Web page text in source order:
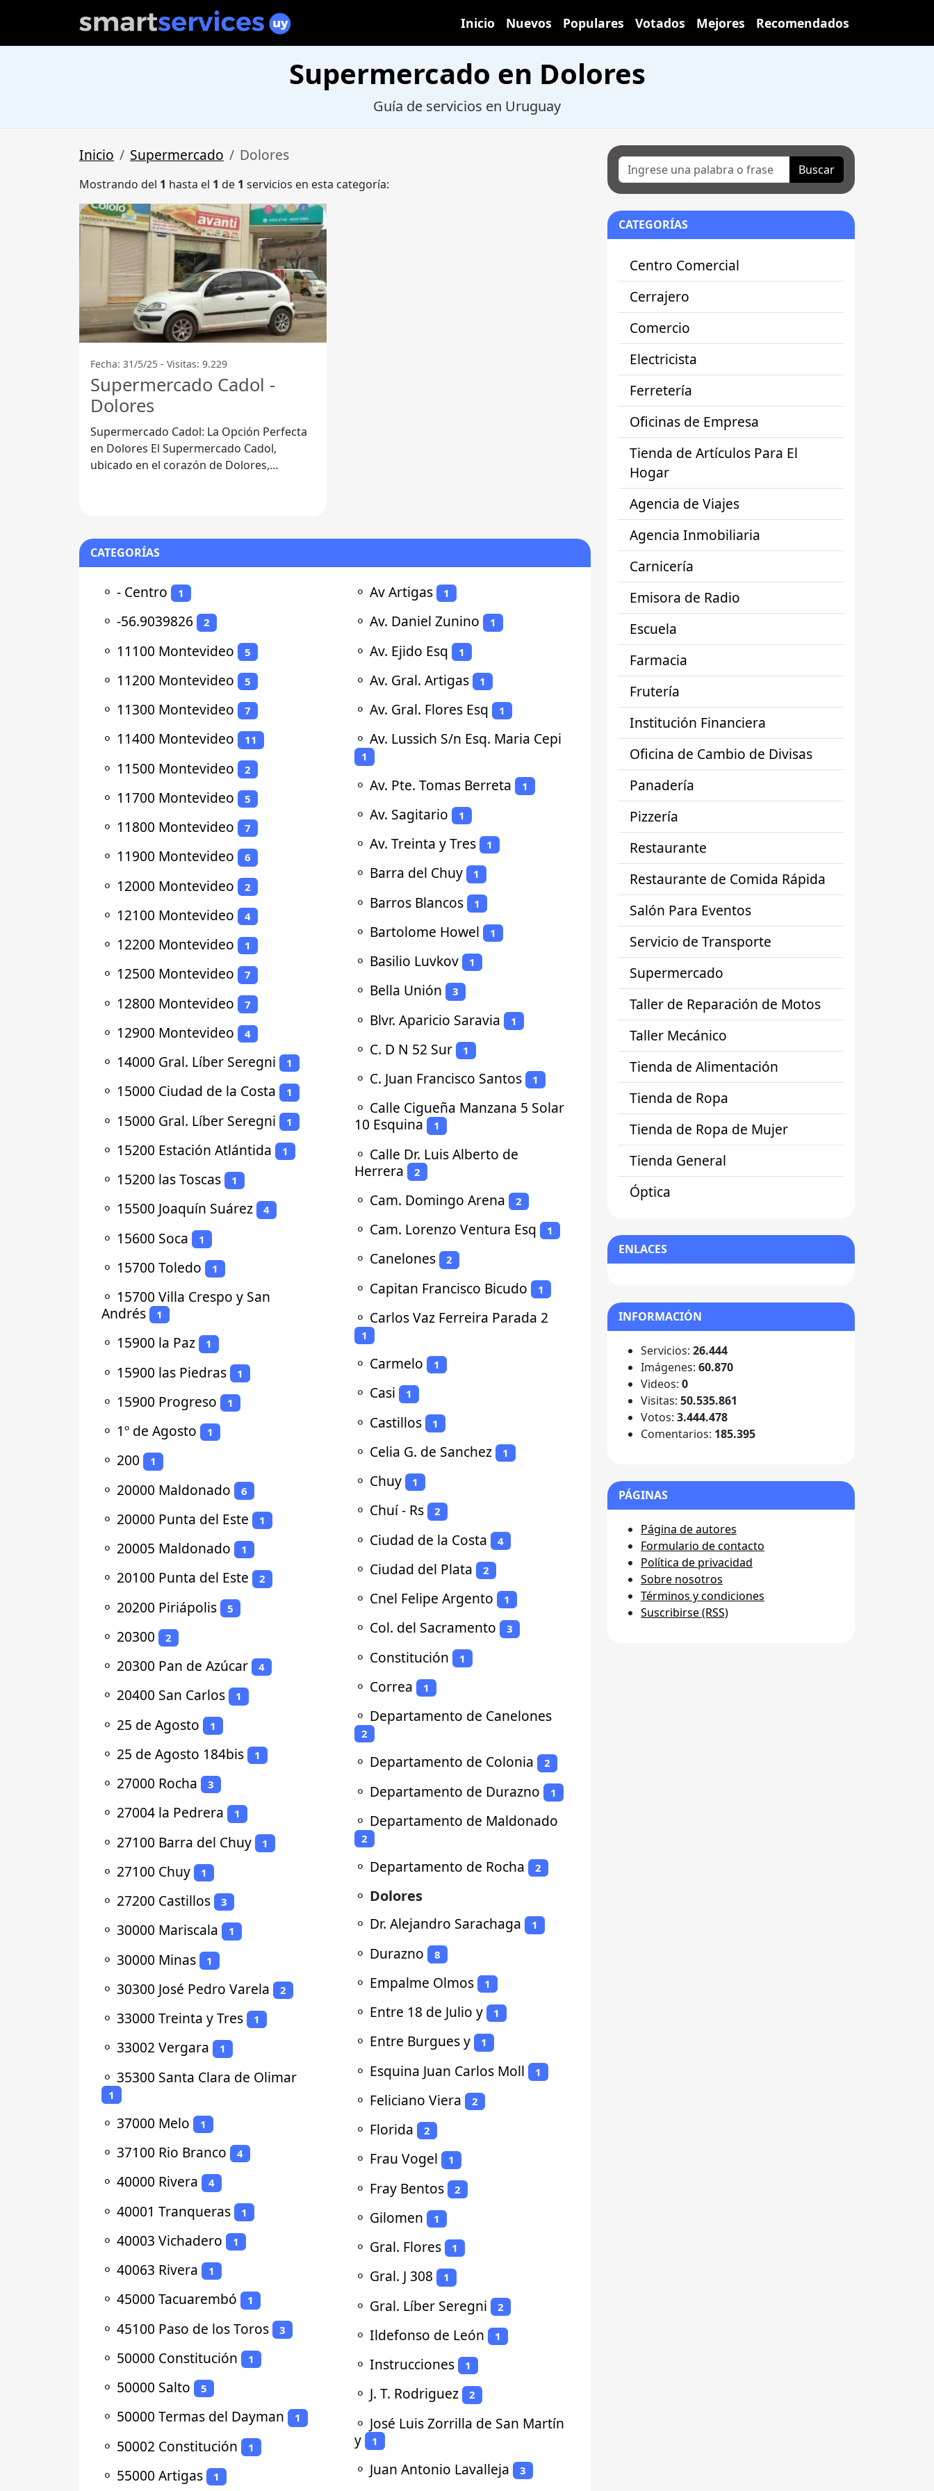
Inicio Nuevos Populares Votados Mejores Recomendados
Supermercado en Dolores
Guía de servicios en Uruguay
Inicio Supermercado Dolores
Mostrando del 1 hasta el 1 de 1 servicios en esta categoría:
Fecha: 31/5/25 - Visitas: 9.229
Supermercado Cadol -
Dolores
Supermercado Cadol: La Opción Perfecta
en Dolores El Supermercado Cadol,
ubicado en el corazón de Dolores,
CATEGORÍAS
⚬ - Centro 1
⚬ -56.9039826 2
⚬ 11100 Montevideo 5
⚬ 11200 Montevideo 5
⚬ 11300 Montevideo 7
⚬ 11400 Montevideo 11
⚬ 11500 Montevideo 2
⚬ 11700 Montevideo 5
⚬ 11800 Montevideo 7
⚬ 11900 Montevideo 6
⚬ 12000 Montevideo 2
⚬ 12100 Montevideo 4
⚬ 12200 Montevideo 1
⚬ 12500 Montevideo 7
⚬ 12800 Montevideo 7
⚬ 12900 Montevideo 4
⚬ 14000 Gral. Líber Seregni 1
⚬ 15000 Ciudad de la Costa 1
⚬ 15000 Gral. Líber Seregni 1
⚬ 15200 Estación Atlántida 1
⚬ 15200 las Toscas 1
⚬ 15500 Joaquín Suárez 4
⚬ 15600 Soca 1
⚬ 15700 Toledo 1
⚬ 15700 Villa Crespo y San
Andrés
1
⚬ 15900 la Paz 1
⚬ 15900 las Piedras 1
⚬ 15900 Progreso 1
⚬ 1º de Agosto 1
⚬ 200 1
⚬ 20000 Maldonado 6
⚬ 20000 Punta del Este 1
⚬ 20005 Maldonado 1
⚬ 20100 Punta del Este 2
⚬ 20200 Piriápolis 5
⚬ 20300 2
⚬ 20300 Pan de Azúcar 4
⚬ 20400 San Carlos 1
⚬ 25 de Agosto 1
⚬ 25 de Agosto 184bis 1
⚬ 27000 Rocha 3
⚬ 27004 la Pedrera 1
⚬ 27100 Barra del Chuy 1
⚬ 27100 Chuy 1
⚬ 27200 Castillos 3
⚬ 30000 Mariscala 1
⚬ 30000 Minas 1
⚬ 30300 José Pedro Varela 2
⚬ 33000 Treinta y Tres 1
⚬ 33002 Vergara 1
⚬ 35300 Santa Clara de Olimar
1
⚬ 37000 Melo 1
⚬ 37100 Rio Branco 4
⚬ 40000 Rivera 4
⚬ 40001 Tranqueras 1
⚬ 40003 Vichadero 1
⚬ 40063 Rivera 1
⚬ 45000 Tacuarembó 1
⚬ 45100 Paso de los Toros 3
⚬ 50000 Constitución 1
⚬ 50000 Salto 5
⚬ 50000 Termas del Dayman 1
⚬ 50002 Constitución 1
⚬ 55000 Artigas 1
⚬ Av Artigas 1
⚬ Av. Daniel Zunino 1
⚬ Av. Ejido Esq 1
⚬ Av. Gral. Artigas 1
⚬ Av. Gral. Flores Esq 1
⚬ Av. Lussich S/n Esq. Maria Cepi
1
⚬ Av. Pte. Tomas Berreta 1
⚬ Av. Sagitario 1
⚬ Av. Treinta y Tres 1
⚬ Barra del Chuy 1
⚬ Barros Blancos 1
⚬ Bartolome Howel 1
⚬ Basilio Luvkov 1
⚬ Bella Unión 3
⚬ Blvr. Aparicio Saravia 1
⚬ C. D N 52 Sur 1
⚬ C. Juan Francisco Santos 1
⚬ Calle Cigueña Manzana 5 Solar
10 Esquina
1
⚬ Calle Dr. Luis Alberto de
Herrera
2
⚬ Cam. Domingo Arena 2
⚬ Cam. Lorenzo Ventura Esq 1
⚬ Canelones 2
⚬ Capitan Francisco Bicudo 1
⚬ Carlos Vaz Ferreira Parada 2
1
⚬ Carmelo 1
⚬ Casi 1
⚬ Castillos 1
⚬ Celia G. de Sanchez 1
⚬ Chuy 1
⚬ Chuí - Rs 2
⚬ Ciudad de la Costa 4
⚬ Ciudad del Plata 2
⚬ Cnel Felipe Argento 1
⚬ Col. del Sacramento 3
⚬ Constitución 1
⚬ Correa 1
⚬ Departamento de Canelones
2
⚬ Departamento de Colonia 2
⚬ Departamento de Durazno 1
⚬ Departamento de Maldonado
2
⚬ Departamento de Rocha 2
⚬ Dolores
⚬ Dr. Alejandro Sarachaga 1
⚬ Durazno 8
⚬ Empalme Olmos 1
⚬ Entre 18 de Julio y 1
⚬ Entre Burgues y 1
⚬ Esquina Juan Carlos Moll 1
⚬ Feliciano Viera 2
⚬ Florida 2
⚬ Frau Vogel 1
⚬ Fray Bentos 2
⚬ Gilomen 1
⚬ Gral. Flores 1
⚬ Gral. J 308 1
⚬ Gral. Líber Seregni 2
⚬ Ildefonso de León 1
⚬ Instrucciones 1
⚬ J. T. Rodriguez 2
⚬ José Luis Zorrilla de San Martín
y
1
⚬ Juan Antonio Lavalleja 3
Buscar
CATEGORÍAS
Centro Comercial
Cerrajero
Comercio
Electricista
Ferretería
Oficinas de Empresa
Tienda de Artículos Para El
Hogar
Agencia de Viajes
Agencia Inmobiliaria
Carnicería
Emisora de Radio
Escuela
Farmacia
Frutería
Institución Financiera
Oficina de Cambio de Divisas
Panadería
Pizzería
Restaurante
Restaurante de Comida Rápida
Salón Para Eventos
Servicio de Transporte
Supermercado
Taller de Reparación de Motos
Taller Mecánico
Tienda de Alimentación
Tienda de Ropa
Tienda de Ropa de Mujer
Tienda General
Óptica
ENLACES
INFORMACIÓN
Servicios: 26.444
Imágenes: 60.870
Videos: 0
Visitas: 50.535.861
Votos: 3.444.478
Comentarios: 185.395
PÁGINAS
Página de autores
Formulario de contacto
Política de privacidad
Sobre nosotros
Términos y condiciones
Suscribirse (RSS)